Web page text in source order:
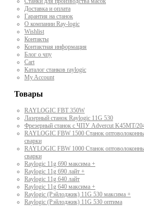
Доставка и оплата
Гарантия на станок
О компании Ray-logic
Wishlist
Контакты
Контактная информация
Блог о чпу
Cart
Каталог станков raylogic
My Account
Товары
RAYLOGIC FBT 350W
Лазерный станок Raylogic 11G 530
Фрезерный станок с ЧПУ Advercut K45MT/
RAYLOGIC FBW 1500 Станок
сварки
RAYLOGIC FBW 1000 Станок
сварки
Raylogic 11g 690 максима +
Raylogic 11g 690 лайт +
Raylogic 11g 640 лайт
Raylogic 11g 640 максима +
Raylogic (Рэйлоджик) 11G 530 максима +
Raylogic (Рэйлоджик) 11G 530 оптима